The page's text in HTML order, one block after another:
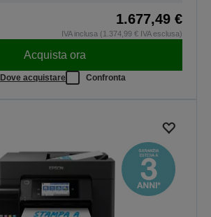
1.677,49 €
IVA inclusa (1.374,99 € IVA esclusa)
Acquista ora
Dove acquistare Confronta